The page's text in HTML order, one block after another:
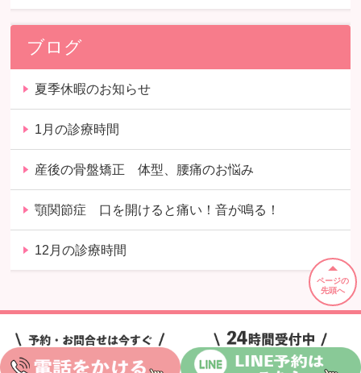
ブログ
夏季休暇のお知らせ
1月の診療時間
産後の骨盤矯正 体型、腰痛のお悩み
顎関節症 口を開けると痛い！音が鳴る！
12月の診療時間
ページの
先頭へ